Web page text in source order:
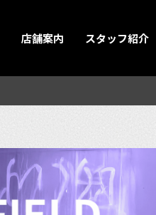
店舗案内 スタッフ紹介